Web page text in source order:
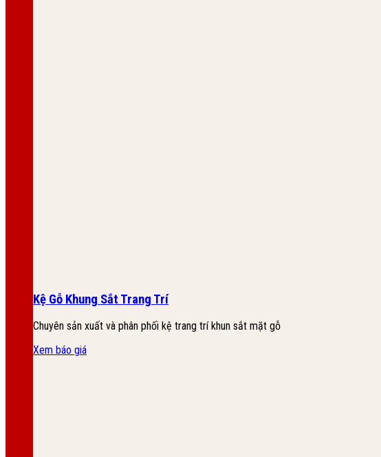
Kệ Gỗ Khung Sắt Trang Trí
Chuyên sản xuất và phân phối kệ trang trí khun sắt mặt gỗ
Xem báo giá